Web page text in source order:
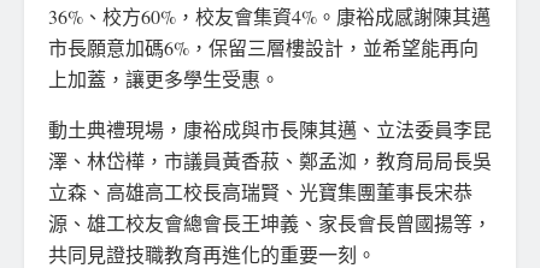
36%、校方60%，校友會集資4%。康裕成感謝陳其邁
市長願意加碼6%，保留三層樓設計，並希望能再向
上加蓋，讓更多學生受惠。
動土典禮現場，康裕成與市長陳其邁、立法委員李昆
澤、林岱樺，市議員黃香菽、鄭孟洳，教育局局長吳
立森、高雄高工校長高瑞賢、光寶集團董事長宋恭
源、雄工校友會總會長王坤義、家長會長曾國揚等，
共同見證技職教育再進化的重要一刻。